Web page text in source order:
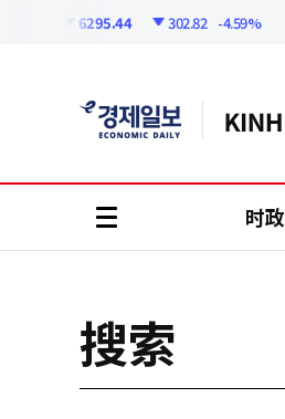
6295.44 302.82 -4.59%
时政
搜索